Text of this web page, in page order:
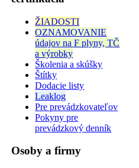
ŽIADOSTI
OZNAMOVANIE
údajov na F plyny, TČ
a výrobky
Školenia a skúšky
Štítky
Dodacie listy
Leaklog
Pre prevádzkovateľov
Pokyny pre
prevádzkový denník
Osoby a firmy